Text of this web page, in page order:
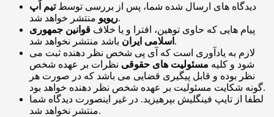
دیدگاه های ارسال شده شما، پس از بررسی توسطتیم اَپ
ریویومنتشر خواهد شد.
پیام هایی که حاوی توهین، افترا و یا خلاف قوانین جمهوری
اسلامی ایران باشد منتشر نخواهد شد.
لازم به یادآوری است که آی پی شخص نظر دهنده ثبت می
شود و کلیه مسئولیت های حقوقی نظرات بر عهده شخص
نظر بوده و قابل پیگیری قضایی می باشد که در صورت هر
گونه شکایت مسئولیت بر عهده شخص نظر دهنده خواهد بود.
لطفا از تایپ فینگلیش بپرهیزید. در غیر اینصورت دیدگاه شما
منتشر نخواهد شد.